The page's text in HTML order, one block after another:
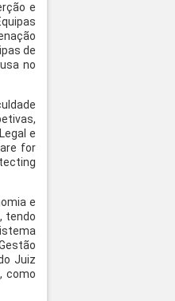
e
de
no
e
for
e
tendo
Juiz
como